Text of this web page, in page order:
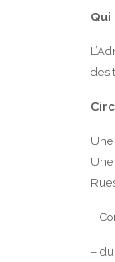
Qui
des
–
–